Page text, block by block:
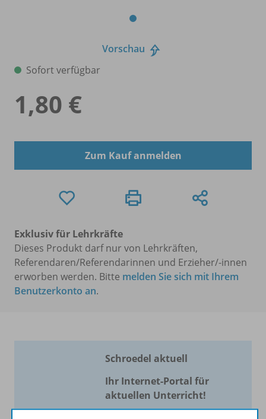
Vorschau
Sofort verfügbar
1,80 €
Zum Kauf anmelden
Exklusiv für Lehrkräfte
Dieses Produkt darf nur von Lehrkräften,
Referendaren/Referendarinnen und Erzieher/-innen
erworben werden. Bitte melden Sie sich mit Ihrem
Benutzerkonto an.
Schroedel aktuell
Ihr Internet-Portal für
aktuellen Unterricht!